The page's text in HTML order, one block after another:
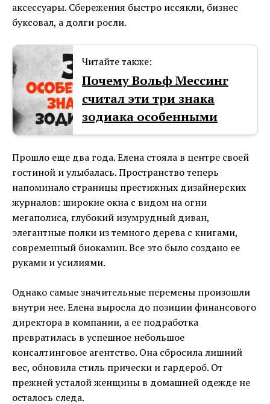
аксессуары. Сбережения быстро иссякли, бизнес
буксовал, а долги росли.
Читайте также:
Почему Вольф Мессинг
считал эти три знака
зодиака особенными
Прошло еще два года. Елена стояла в центре своей
гостиной и улыбалась. Пространство теперь
напоминало страницы престижных дизайнерских
журналов: широкие окна с видом на огни
мегаполиса, глубокий изумрудный диван,
элегантные полки из темного дерева с книгами,
современный биокамин. Все это было создано ее
руками и усилиями.
Однако самые значительные перемены произошли
внутри нее. Елена выросла до позиции финансового
директора в компании, а ее подработка
превратилась в успешное небольшое
консалтинговое агентство. Она сбросила лишний
вес, обновила стиль прически и гардероб. От
прежней усталой женщины в домашней одежде не
осталось следа.